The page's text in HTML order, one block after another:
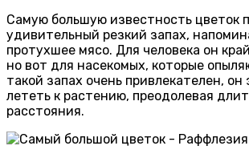
Самую большую известность цветок
удивительный резкий запах,
протухшее мясо. Для человека он
но вот для насекомых, которые
такой запах очень привлекателен, он
лететь к растению, преодолевая
расстояния.